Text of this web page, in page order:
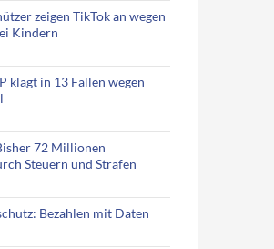
zeigen TikTok an wegen
Kindern
klagt in 13 Fällen wegen
72 Millionen
Steuern und Strafen
Bezahlen mit Daten